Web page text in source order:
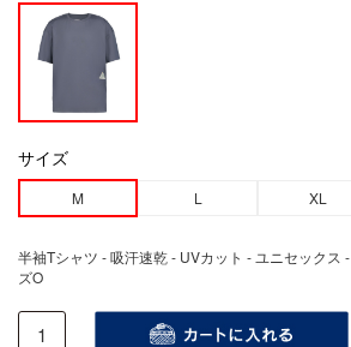
サイズ
M L XL
半袖Tシャツ - 吸汗速乾 - UVカット - ユニセックス
ズO